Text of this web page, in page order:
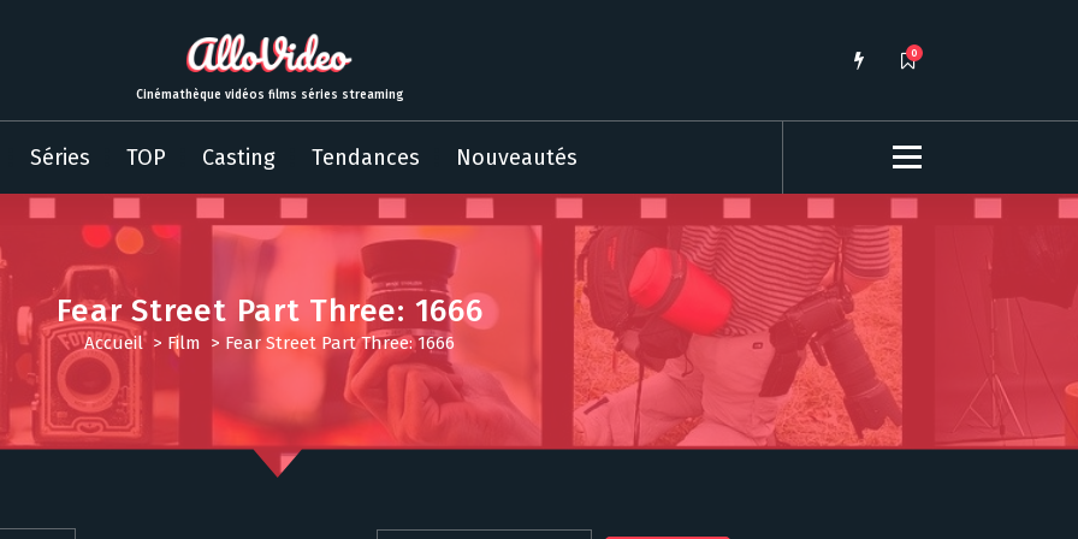
Cinémathèque vidéos films séries streaming
0
Séries TOP Casting Tendances Nouveautés
Fear Street Part Three: 1666
Accueil> Film > Fear Street Part Three: 1666